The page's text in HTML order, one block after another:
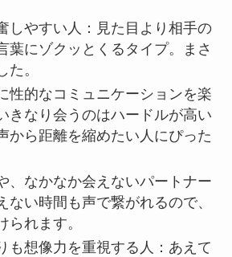
しやすい人：見た目より相手の
葉にゾクッとくるタイプ。まさ
た。
性的なコミュニケーションを楽
きなり会うのはハードルが高い
から距離を縮めたい人にぴった
、なかなか会えないパートナー
ない時間も声で繋がれるので、
られます。
も想像力を重視する人：あえて